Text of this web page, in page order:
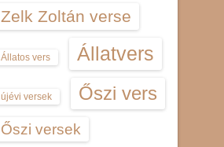
Zelk Zoltán verse
Állatos vers Állatvers
újévi versek Őszi vers
Őszi versek